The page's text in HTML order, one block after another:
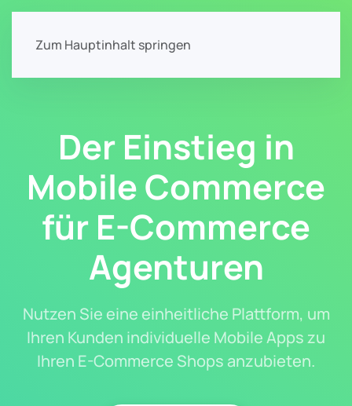
Zum Hauptinhalt springen
Der Einstieg in
Mobile Commerce
für E-Commerce
Agenturen
Nutzen Sie eine einheitliche Plattform, um
Ihren Kunden individuelle Mobile Apps zu
Ihren E-Commerce Shops anzubieten.